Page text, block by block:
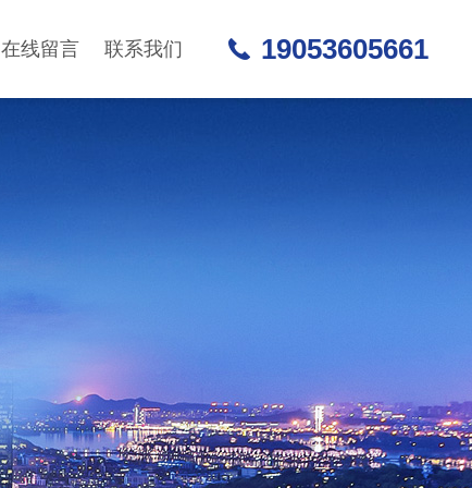
在线留言 联系我们 19053605661